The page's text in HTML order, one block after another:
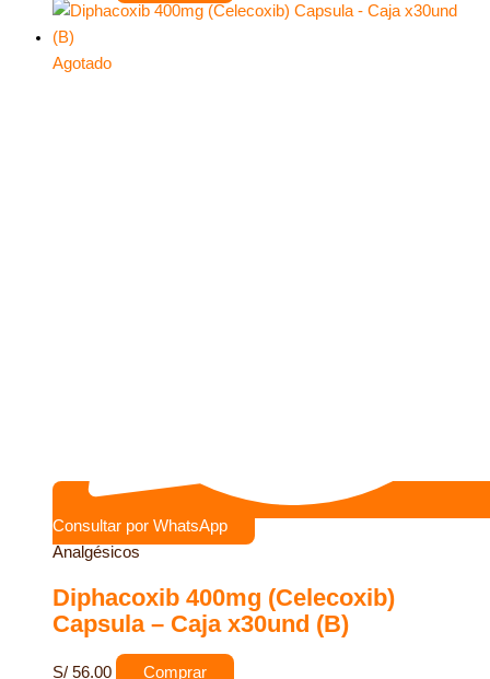
Agotado
Consultar por WhatsApp
Analgésicos
Diphacoxib 400mg (Celecoxib)
Capsula – Caja x30und (B)
S/ 56.00 Comprar